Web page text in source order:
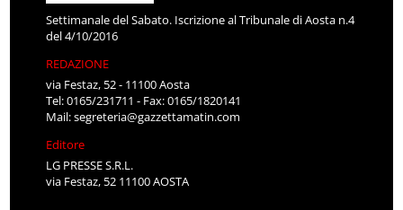
Settimanale del Sabato. Iscrizione al Tribunale di Aosta n.4
del 4/10/2016
REDAZIONE
via Festaz, 52 - 11100 Aosta
Tel: 0165/231711 - Fax: 0165/1820141
Mail:segreteria@gazzettamatin.com
Editore
LG PRESSE S.R.L.
via Festaz, 52 11100 AOSTA